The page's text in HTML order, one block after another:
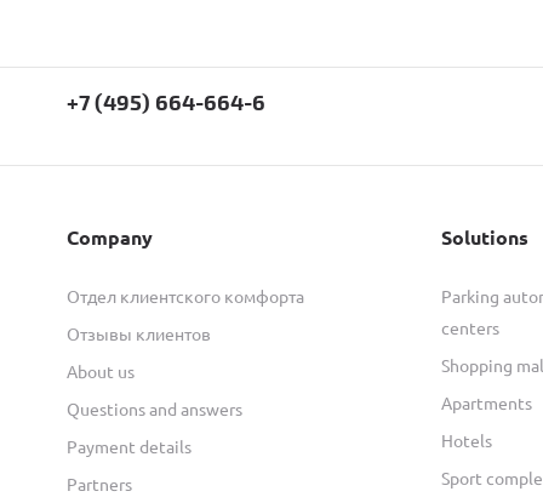
+7 (495) 664-664-6
Company
Отдел клиентского комфорта
Отзывы клиентов
About us
Questions and answers
Payment details
Partners
Solutions
Parking
centers
Shopping
Apartments
Hotels
Sport